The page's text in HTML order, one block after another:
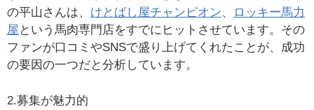
の平山さんは、 けとばし屋チャンピオン、
ロッキー馬力
屋 という馬肉専門店をすでにヒットさせています。その
ファンが口コミやSNSで盛り上げてくれたことが、成功
の要因の一つだと分析しています。
2.募集が魅力的